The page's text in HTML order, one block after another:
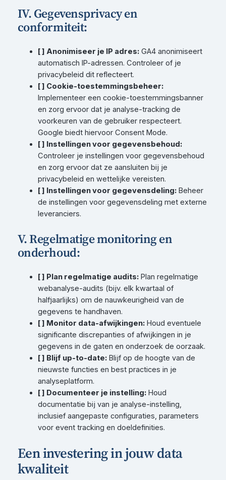
IV. Gegevensprivacy en
conformiteit:
[ ] Anonimiseer je IP adres:GA4 anonimiseert
automatisch IP-adressen. Controleer of je
privacybeleid dit reflecteert.
[ ] Cookie-toestemmingsbeheer:
Implementeer een cookie-toestemmingsbanner
en zorg ervoor dat je analyse-tracking de
voorkeuren van de gebruiker respecteert.
Google biedt hiervoor Consent Mode.
[ ] Instellingen voor gegevensbehoud:
Controleer je instellingen voor gegevensbehoud
en zorg ervoor dat ze aansluiten bij je
privacybeleid en wettelijke vereisten.
[ ] Instellingen voor gegevensdeling:Beheer
de instellingen voor gegevensdeling met externe
leveranciers.
V. Regelmatige monitoring en
onderhoud:
[ ] Plan regelmatige audits:Plan regelmatige
webanalyse-audits (bijv. elk kwartaal of
halfjaarlijks) om de nauwkeurigheid van de
gegevens te handhaven.
[ ] Monitor data-afwijkingen:Houd eventuele
significante discrepanties of afwijkingen in je
gegevens in de gaten en onderzoek de oorzaak.
[ ] Blijf up-to-date:Blijf op de hoogte van de
nieuwste functies en best practices in je
analyseplatform.
[ ] Documenteer je instelling:Houd
documentatie bij van je analyse-instelling,
inclusief aangepaste configuraties, parameters
voor event tracking en doeldefinities.
Een investering in jouw data
kwaliteit